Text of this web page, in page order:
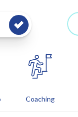
Coaching